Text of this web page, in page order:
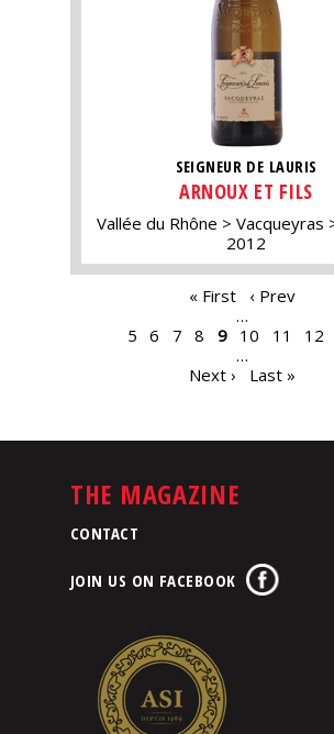
SEIGNEUR DE LAURIS
ARNOUX ET FILS
Vallée du Rhône Vacqueyras
2012
« First
‹ Prev
…
5
6 7 8 9 10 11 12
…
Next ›
Last »
THE MAGAZINE
CONTACT
JOIN US ON FACEBOOK